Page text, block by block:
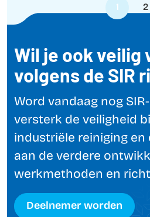
1 2
Wil je ook veilig
volgens de SIR
Word vandaag nog
versterk de veiligheid
industriële reiniging en
aan de verdere
werkmethoden en
Deelnemer worden